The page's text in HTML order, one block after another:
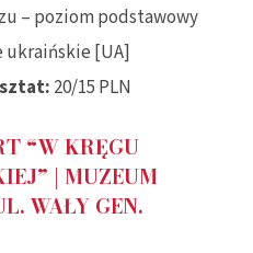
– poziom podstawowy
ukraińskie [UA]
20/15 PLN
“W KRĘGU
| MUZEUM
WAŁY GEN.